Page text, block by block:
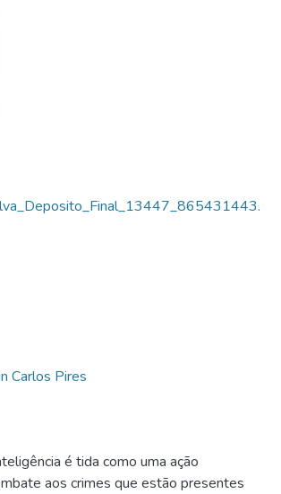
Carlos Pires
é tida como uma ação
aos crimes que estão presentes